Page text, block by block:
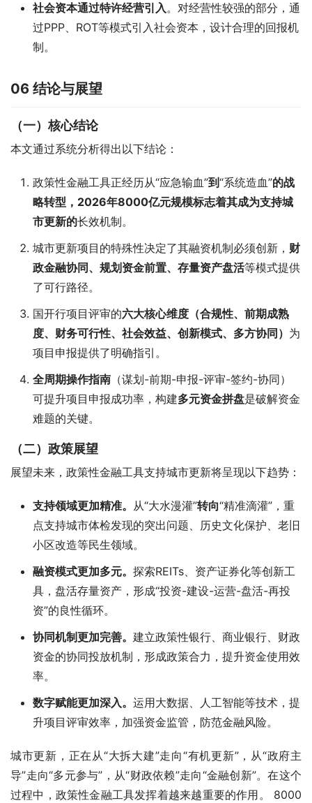
社会资本通过特许经营引入。对经营性较强的部分，通
过PPP、ROT等模式引入社会资本，设计合理的回报机
制。
06 结论与展望
（一）核心结论
本文通过系统分析得出以下结论：
政策性金融工具正经历从“应急输血”到“系统造血”的战
略转型，2026年8000亿元规模标志着其成为支持城
市更新的长效机制。
城市更新项目的特殊性决定了其融资机制必须创新， 财
政金融协同、规划资金前置、存量资产盘活等模式提供
了可行路径。
国开行项目评审的六大核心维度（合规性、前期成熟
度、财务可行性、社会效益、创新模式、多方协同） 为
项目申报提供了明确指引。
全周期操作指南 （谋划-前期-申报-评审-签约-协同）
可提升项目申报成功率，构建多元资金拼盘是破解资金
难题的关键。
（二）政策展望
展望未来，政策性金融工具支持城市更新将呈现以下趋势：
支持领域更加精准。 从“大水漫灌”转向“精准滴灌”，重
点支持城市体检发现的突出问题、历史文化保护、老旧
小区改造等民生领域。
融资模式更加多元。 探索REITs、资产证券化等创新工
具，盘活存量资产，形成“投资-建设-运营-盘活-再投
资”的良性循环。
协同机制更加完善。 建立政策性银行、商业银行、财政
资金的协同投放机制，形成政策合力，提升资金使用效
率。
数字赋能更加深入。 运用大数据、人工智能等技术，提
升项目评审效率，加强资金监管，防范金融风险。
城市更新，正在从“大拆大建”走向“有机更新”，从“政府主
导”走向“多元参与”，从“财政依赖”走向“金融创新”。在这个
过程中，政策性金融工具发挥着越来越重要的作用。 8000